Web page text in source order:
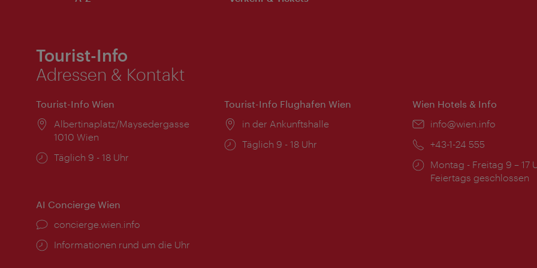
Tourist-Info
Adressen & Kontakt
Tourist-Info Wien
Ort:
Albertinaplatz/Maysedergasse
1010 Wien
Öffnungszeiten:
Täglich 9 - 18 Uhr
Tourist-Info Flughafen Wien
Ort:
in der Ankunftshalle
Öffnungszeiten:
Täglich 9 - 18 Uhr
Wien Hotels & Info
Email:
info@wien.info
Telefon:
+43-1-24 555
Öffnungszeiten:
Montag - Freitag 9 – 17
Feiertags geschlossen
AI Concierge Wien
Ort:
concierge.wien.info
Öffnungszeiten:
Informationen rund um die Uhr